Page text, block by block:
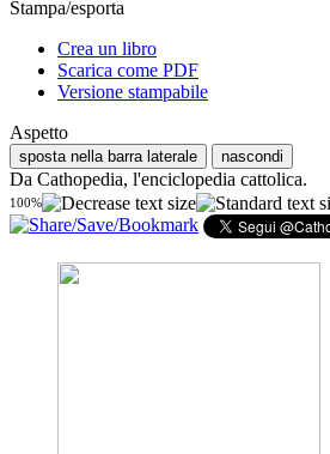
Stampa/esporta
Crea un libro
Scarica come PDF
Versione stampabile
Aspetto
sposta nella barra laterale nascondi
Da Cathopedia, l'enciclopedia cattolica.
100%